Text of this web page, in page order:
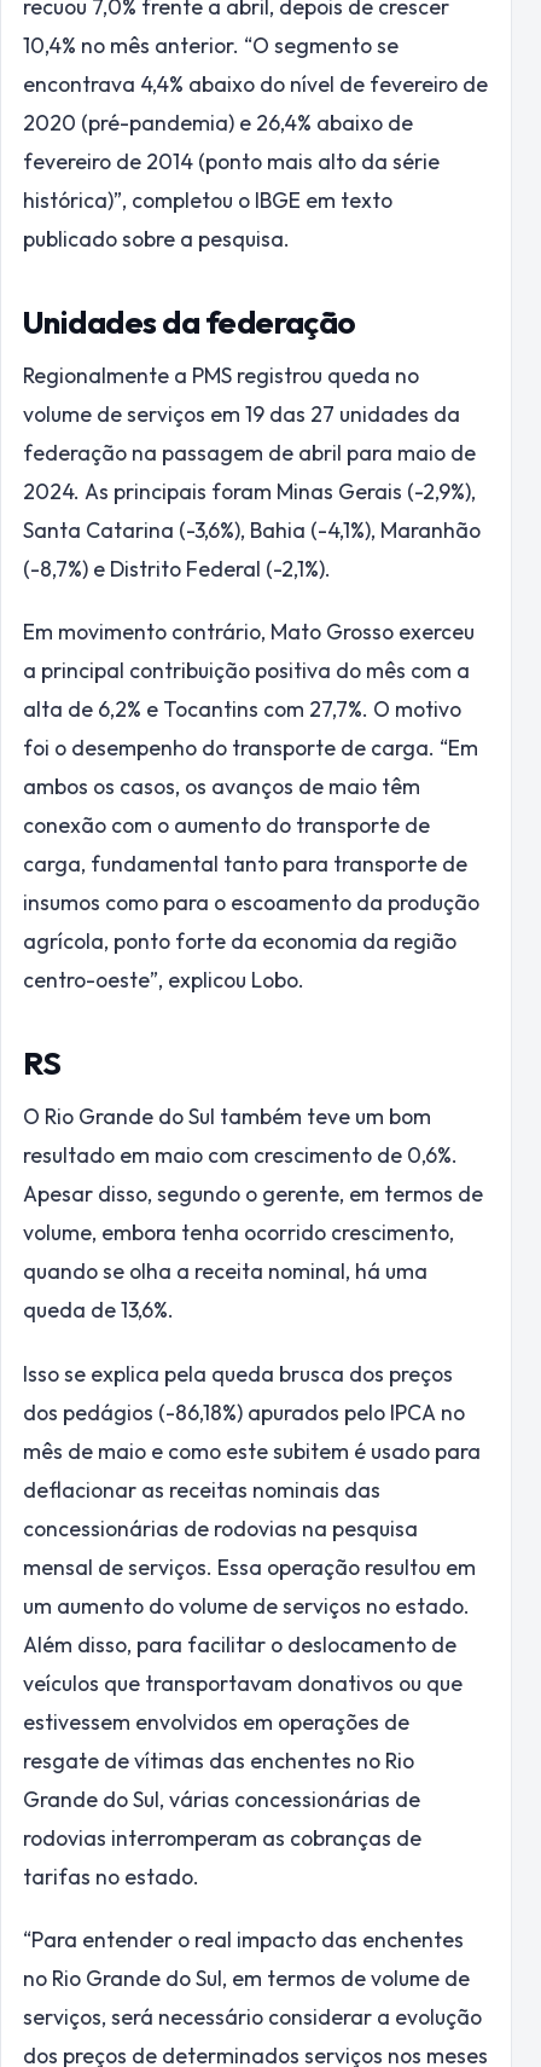
recuou 7,0% frente a abril, depois de crescer
10,4% no mês anterior. “O segmento se
encontrava 4,4% abaixo do nível de fevereiro de
2020 (pré-pandemia) e 26,4% abaixo de
fevereiro de 2014 (ponto mais alto da série
histórica)”, completou o IBGE em texto
publicado sobre a pesquisa.
Unidades da federação
Regionalmente a PMS registrou queda no
volume de serviços em 19 das 27 unidades da
federação na passagem de abril para maio de
2024. As principais foram Minas Gerais (-2,9%),
Santa Catarina (-3,6%), Bahia (-4,1%), Maranhão
(-8,7%) e Distrito Federal (-2,1%).
Em movimento contrário, Mato Grosso exerceu
a principal contribuição positiva do mês com a
alta de 6,2% e Tocantins com 27,7%. O motivo
foi o desempenho do transporte de carga. “Em
ambos os casos, os avanços de maio têm
conexão com o aumento do transporte de
carga, fundamental tanto para transporte de
insumos como para o escoamento da produção
agrícola, ponto forte da economia da região
centro-oeste”, explicou Lobo.
RS
O Rio Grande do Sul também teve um bom
resultado em maio com crescimento de 0,6%.
Apesar disso, segundo o gerente, em termos de
volume, embora tenha ocorrido crescimento,
quando se olha a receita nominal, há uma
queda de 13,6%.
Isso se explica pela queda brusca dos preços
dos pedágios (-86,18%) apurados pelo IPCA no
mês de maio e como este subitem é usado para
deflacionar as receitas nominais das
concessionárias de rodovias na pesquisa
mensal de serviços. Essa operação resultou em
um aumento do volume de serviços no estado.
Além disso, para facilitar o deslocamento de
veículos que transportavam donativos ou que
estivessem envolvidos em operações de
resgate de vítimas das enchentes no Rio
Grande do Sul, várias concessionárias de
rodovias interromperam as cobranças de
tarifas no estado.
“Para entender o real impacto das enchentes
no Rio Grande do Sul, em termos de volume de
serviços, será necessário considerar a evolução
dos preços de determinados serviços nos meses